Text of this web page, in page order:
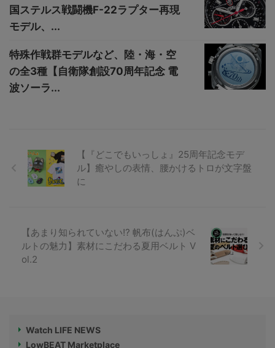
国ステルス戦闘機F-22ラプター再現
モデル、...
特殊作戦群モデルなど、陸・海・空
の全3種【自衛隊創設70周年記念 電
波ソーラ...
【『どこでもいっしょ』25周年記念モデ
ル】癒やしの表情、腰かけるトロが文字盤
に
【あまり知られていない!? 帆布(はんぷ)ベ
ルトの魅力】素材にこだわる夏用ベルト V
ol.2
Watch LIFE NEWS
LowBEAT Marketplace